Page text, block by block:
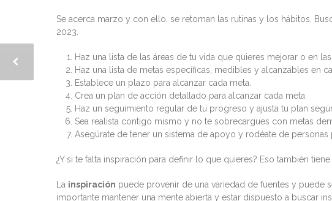
Se acerca marzo y con ello, se retoman las rutinas y los hábitos.
2023.
Haz una lista de las áreas de tu vida que quieres mejorar o en
Haz una lista de metas específicas, medibles y alcanzables en
Establece un plazo para alcanzar cada meta.
Crea un plan de acción detallado para alcanzar cada meta.
Haz un seguimiento regular de tu progreso y ajusta tu plan
Sea realista contigo mismo y no te sobrecargues con metas
Asegúrate de tener un sistema de apoyo y rodéate de
¿Y si te falta inspiración para definir lo que quieres? Eso también
La inspiración puede provenir de una variedad de fuentes y puede
importante mantener una mente abierta y estar dispuesto a buscar